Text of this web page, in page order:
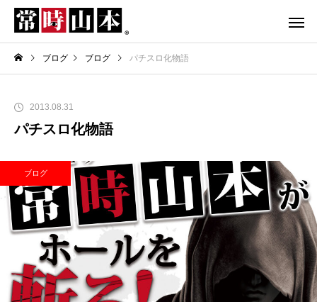
ブログ ブログ パチスロ化物語
2013.08.31
パチスロ化物語
ブログ